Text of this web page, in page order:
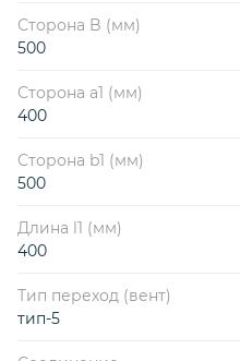
Сторона B (мм)
500
Сторона a1 (мм)
400
Сторона b1 (мм)
500
Длина l1 (мм)
400
Тип переход (вент)
тип-5